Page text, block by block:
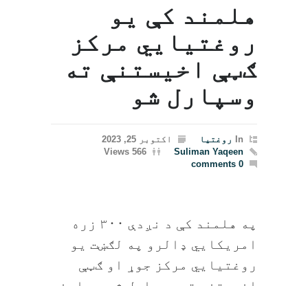
هلمند کې یو
روغتیايي مرکز
ګټې اخیستنې ته
وسپارل شو
In روغتیا
اکتوبر 25, 2023
Suliman Yaqeen
566 Views
0 comments
په هلمند کې د نږدې ۳۰۰ زره
امریکايي ډالرو په لګښت یو
روغتیايي مرکز جوړ او ګټې